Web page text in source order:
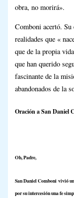
obra, no morirá».
Comboni acertó. Su
realidades que «
que de la propia
que han querido
fascinante de la
abandonados de la
Oración a San Daniel
Oh, Padre,
San Daniel Comboni vivió
por su intercesión una fe